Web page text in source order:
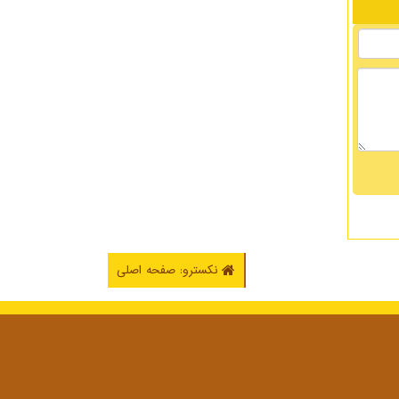
نکسترو: صفحه اصلی